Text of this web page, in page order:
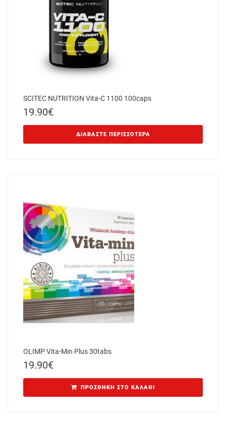
SCITEC NUTRITION Vita-C 1100 100caps
19.90€
ΔΙΑΒΆΣΤΕ ΠΕΡΙΣΣΌΤΕΡΑ
OLIMP Vita-Min Plus 30tabs
19.90€
ΠΡΟΣΘΉΚΗ ΣΤΟ ΚΑΛΆΘΙ